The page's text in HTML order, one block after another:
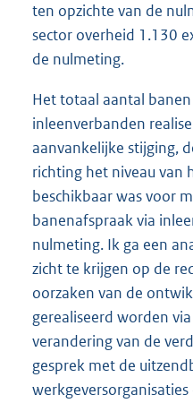
ten opzichte van de
sector overheid 1.130
de nulmeting.
Het totaal aantal
inleenverbanden
aanvankelijke stijging,
richting het niveau van
beschikbaar was voor
banenafspraak via
nulmeting. Ik ga een
zicht te krijgen op de
oorzaken van de
gerealiseerd worden
verandering van de
gesprek met de